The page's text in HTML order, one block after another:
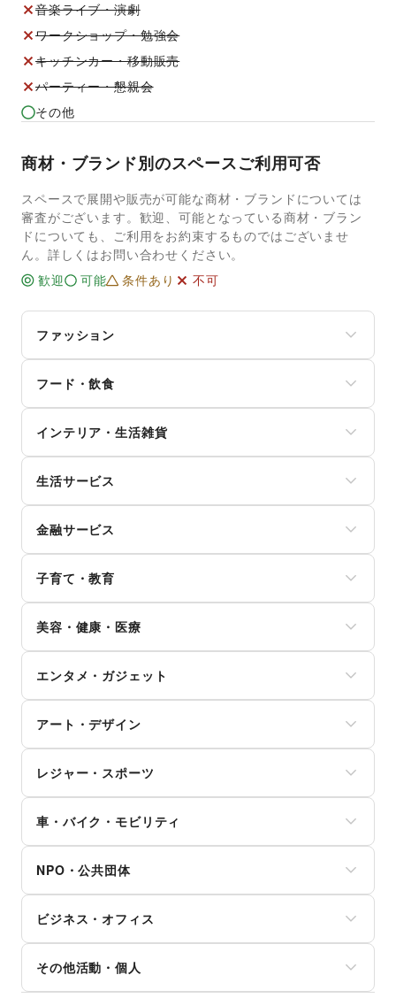
音楽ライブ・演劇
ワークショップ・勉強会
キッチンカー・移動販売
パーティー・懇親会
その他
商材・ブランド別のスペースご利用可否
スペースで展開や販売が可能な商材・ブランドについては
審査がございます。歓迎、可能となっている商材・ブラン
ドについても、ご利用をお約束するものではございませ
ん。詳しくはお問い合わせください。
歓迎
可能 条件あり 不可
ファッション
レディースファッション
ユニセックス
インナー・ルームウェア
キッズ・ベビー・マタニティ
スポーツ
シーズナルウェア
腕時計
靴
バッグ・革小物
ファッション雑貨
和服・着物
古着
その他ファッション
フード・飲食
和菓子
パン
お弁当・惣菜
軽食・ホットスナック
コーヒー・紅茶
その他飲料
食材・調味料
物産展・マルシェ
キッチンカー・移動販売
野菜・果物・生鮮食品
その他フード・飲食
インテリア・生活雑貨
寝具・ベッド
家具・家電
キッチン雑貨・調理器具
掃除用品・生活便利品
文房具
手芸・ハンドメイド
花・盆栽・ドライフラワー
犬・猫・ペット
日用雑貨
食器・陶磁器
その他インテリア・生活雑貨
生活サービス
インターネット・プロバイダ
電気・ガス
ウォーターサーバー
ハウスクリーニング・家事代行
定期宅配
リサイクル雑貨・古本
冠婚葬祭
資格・習い事
リフォーム
住宅（購入・賃貸）
たばこ
修理・メンテナンス
就職・転職・求人
金融サービス
保険
銀行
住宅ローン
証券・FX
不動産投資
その他金融サービス
子育て・教育
ランドセル
学習教材・通信教育
子供向け教室・レッスン
塾・家庭教師
おもちゃ・絵本
その他子育て・教育
美容・健康・医療
ダイエット・健康グッズ
美容・コスメ・香水
ヘアケア・シャンプー
美容家電
ヘアサロン・ネイルサロン
マッサージ・整体
女性用品・フェムテック
コンタクトレンズ
医療・医薬品
その他美容・健康
エンタメ・ガジェット
スマホアクセサリー
ガジェット
ゲーム
アニメ
コミック・マンガ
アイドル・芸能人
CD・DVD・本・雑誌
Webメディア・アプリ
テレビ・ドラマ
映画
音楽・ライブ
演劇
占い
アート・デザイン
写真・イラストレーション
立体作品・彫刻
その他アート・デザイン
レジャー・スポーツ
キャンプ・アウトドア
野球
サッカー
バスケットボール
ゴルフ
その他レジャー・スポーツ
車・バイク・モビリティ
バイク・オートバイ
自転車・ロードバイク
マイクロモビリティ
その他車・バイク・モビリティ
NPO・公共団体
外国団体・大使館
募金・寄付
NPO・ボランティア活動
その他NPO・公共団体
ビジネス・オフィス
オフィス家具・OA機器
イベント企画・運営
その他活動・個人